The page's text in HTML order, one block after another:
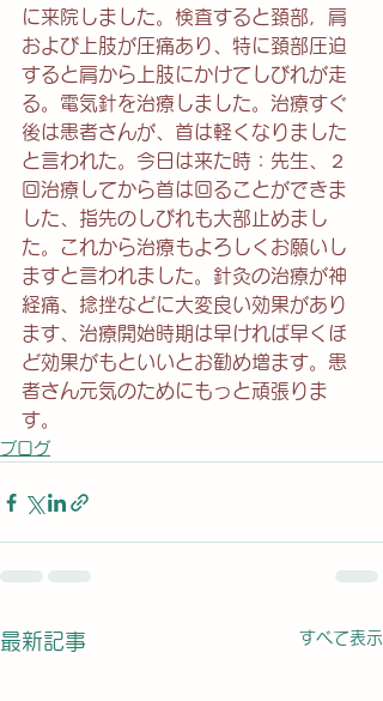
に来院しました。検査すると頚部，肩
および上肢が圧痛あり、特に頚部圧迫
すると肩から上肢にかけてしびれが走
る。電気針を治療しました。治療すぐ
後は患者さんが、首は軽くなりました
と言われた。今日は来た時：先生、２
回治療してから首は回ることができま
した、指先のしびれも大部止めまし
た。これから治療もよろしくお願いし
ますと言われました。針灸の治療が神
経痛、捻挫などに大変良い効果があり
ます、治療開始時期は早ければ早くほ
ど効果がもといいとお勧め増ます。患
者さん元気のためにもっと頑張りま
す。
ブログ
最新記事 すべて表示